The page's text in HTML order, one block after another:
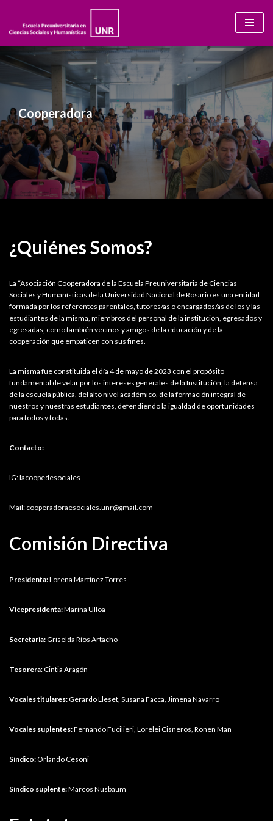
Ir
contenido
Cooperadora
¿Quiénes Somos?
La “Asociación Cooperadora de la Escuela Preuniversitaria de Ciencias
Sociales y Humanísticas de la Universidad Nacional de Rosario es una entidad
formada por los referentes parentales, tutores/as o encargados/as de los y las
estudiantes de la misma, miembros del personal de la institución, egresados y
egresadas, como también vecinos y amigos de la educación y de la
cooperación que empaticen con sus fines.
La misma fue constituida el día 4 de mayo de 2023 con el propósito
fundamental de velar por los intereses generales de la Institución, la defensa
de la escuela pública, del alto nivel académico, de la formación integral de
nuestros y nuestras estudiantes, defendiendo la igualdad de oportunidades
para todos y todas.
Contacto:
IG: lacoopedesociales_
Mail: cooperadoraesociales.unr@gmail.com
Comisión Directiva
Presidenta:Lorena Martínez Torres
Vicepresidenta:Marina Ulloa
Secretaria:Griselda Ríos Artacho
Tesorera: Cintia Aragón
Vocales titulares:Gerardo Lleset, Susana Facca, Jimena Navarro
Vocales suplentes:Fernando Fucilieri, Lorelei Cisneros, Ronen Man
Síndico:Orlando Cesoni
Síndico suplente:Marcos Nusbaum